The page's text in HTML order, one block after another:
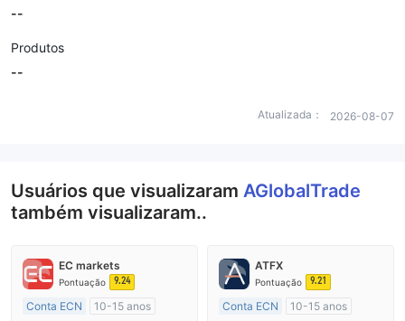
--
Produtos
--
Atualizada： 2026-08-07
Usuários que visualizaram AGlobalTrade
também visualizaram..
EC markets
Pontuação 9.24
Conta ECN
10-15 anos
ATFX
Pontuação 9.21
Conta ECN
10-15 anos